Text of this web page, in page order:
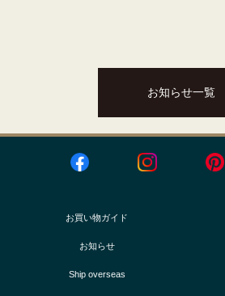
お知らせ一覧
お買い物ガイド
お知らせ
Ship overseas